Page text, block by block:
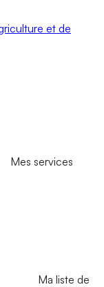
et de
Mes services
Ma liste de